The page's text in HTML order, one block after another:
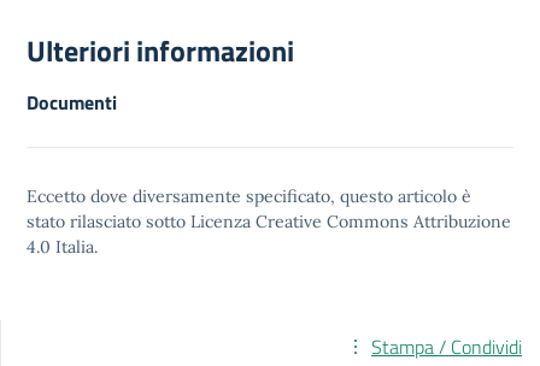
Ulteriori informazioni
Documenti
Eccetto dove diversamente specificato, questo articolo è
stato rilasciato sotto Licenza Creative Commons Attribuzione
4.0 Italia.
Stampa / Condividi